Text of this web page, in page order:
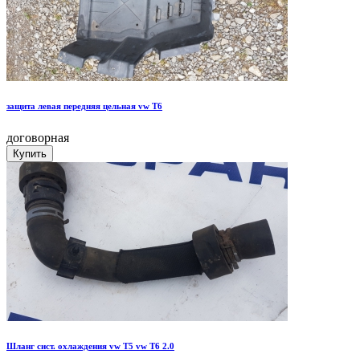
защита левая передняя цельная vw T6
договорная
Шланг сист. охлаждения vw T5 vw T6 2.0